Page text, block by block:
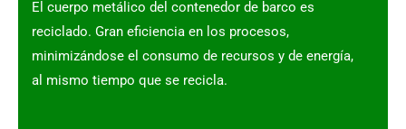
El cuerpo metálico del contenedor de barco es
reciclado. Gran eficiencia en los procesos,
minimizándose el consumo de recursos y de energía,
al mismo tiempo que se recicla.